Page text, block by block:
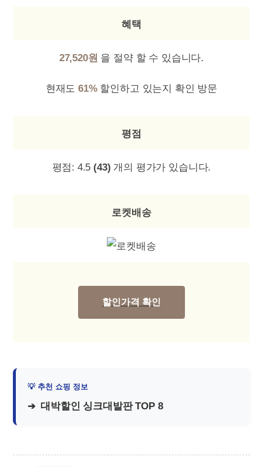
혜택
27,520원 을 절약 할 수 있습니다.
현재도61%할인하고 있는지 확인 방문
평점
평점: 4.5 (43) 개의 평가가 있습니다.
로켓배송
할인가격 확인
대박할인 싱크대발판 TOP 8